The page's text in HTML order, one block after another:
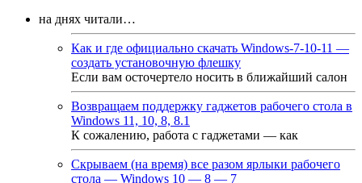
на днях читали…
Как и где официально скачать Windows-7-10-11 —
создать установочную флешку
Если вам осточертело носить в ближайший салон
Возвращаем поддержку гаджетов рабочего стола в
Windows 11, 10, 8, 8.1
К сожалению, работа с гаджетами — как
Скрываем (на время) все разом ярлыки рабочего
стола — Windows 10 — 8 — 7